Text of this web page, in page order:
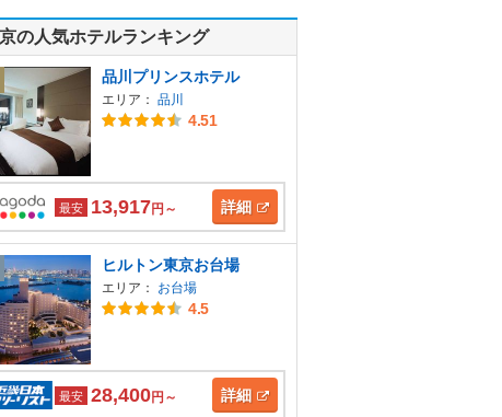
の人気ホテルランキング
品川プリンスホテル
エリア： 品川
4.51
最安 13,917円～ 詳細
ヒルトン東京お台場
エリア： お台場
4.5
最安 28,400円～ 詳細